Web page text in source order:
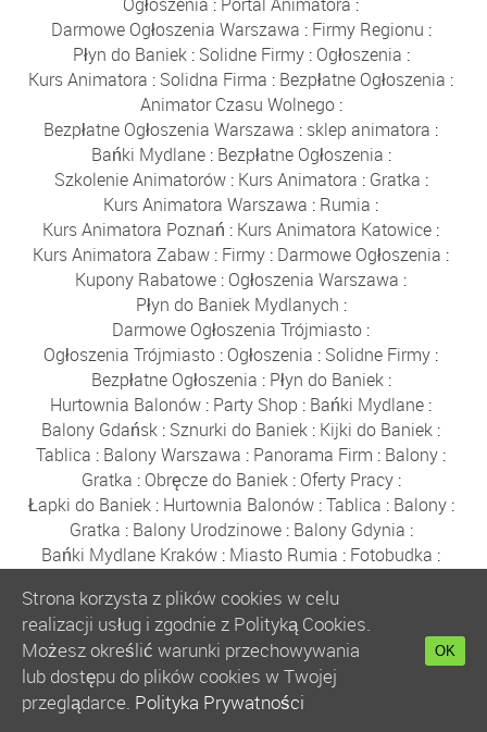
Darmowe Ogłoszenia Warszawa : Firmy Regionu :
Płyn do Baniek: Solidne Firmy: Ogłoszenia :
Kurs Animatora : Solidna Firma : Bezpłatne Ogłoszenia :
Animator Czasu Wolnego:
Bezpłatne Ogłoszenia Warszawa : sklep animatora :
Bańki Mydlane: Bezpłatne Ogłoszenia :
Szkolenie Animatorów: Kurs Animatora : Gratka :
Kurs Animatora Warszawa : Rumia :
Kurs Animatora Poznań : Kurs Animatora Katowice :
Kurs Animatora Zabaw : Firmy : Darmowe Ogłoszenia :
Kupony Rabatowe : Ogłoszenia Warszawa :
Płyn do Baniek Mydlanych :
Darmowe Ogłoszenia Trójmiasto :
Ogłoszenia Trójmiasto : Ogłoszenia : Solidne Firmy :
Bezpłatne Ogłoszenia : Płyn do Baniek:
Hurtownia Balonów : Party Shop : Bańki Mydlane :
Balony Gdańsk : Sznurki do Baniek : Kijki do Baniek :
Tablica : Balony Warszawa : Panorama Firm : Balony :
Gratka : Obręcze do Baniek: Oferty Pracy:
Łapki do Baniek: Hurtownia Balonów:Tablica : Balony:
Gratka : Balony Urodzinowe: Balony Gdynia :
Bańki Mydlane Kraków : Miasto Rumia : Fotobudka :
Tablica:Halloween: Balony Rumia:Auto Moto
Prezent:Płyn do Baniek:Baza Firm:Gratka
Ogłoszenia:Płyn do Baniek:Anonse:Balony Foliowe:
Zamykanie w Bańce:Kurs Animatora Gdańsk
Balony z Helem:Ogłoszenia:Bańki Mydlane Wrocław
Strona korzysta z plików cookies w celu
realizacji usług i zgodnie z Polityką Cookies.
Możesz określić warunki przechowywania
lub dostępu do plików cookies w Twojej
przeglądarce. Polityka Prywatności
OK